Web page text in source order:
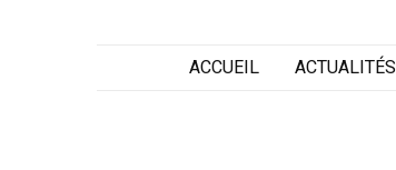
ACCUEIL ACTUALITÉS